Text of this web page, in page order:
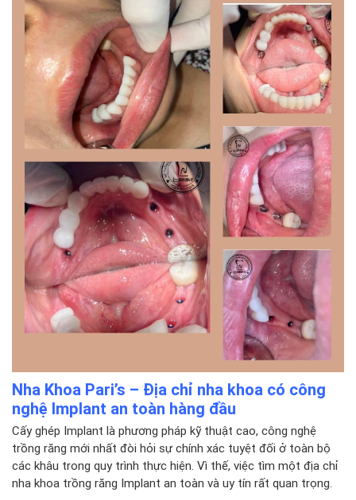
Nha Khoa Pari’s – Địa chỉ nha khoa có công
nghệ Implant an toàn hàng đầu
Cấy ghép Implant là phương pháp kỹ thuật cao, công nghệ
trồng răng mới nhất đòi hỏi sự chính xác tuyệt đối ở toàn bộ
các khâu trong quy trình thực hiện. Vì thế, việc tìm một địa chỉ
nha khoa trồng răng Implant an toàn và uy tín rất quan trọng.